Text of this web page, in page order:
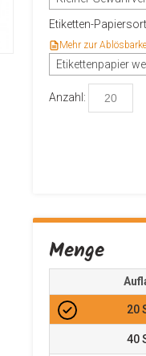
Etiketten-
Mehr zur
Etikettenpapier
Anzahl:
Menge
20
40